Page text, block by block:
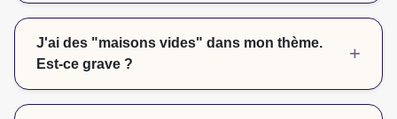
basées uniquement sur ton signe solaire. Une lecture de
thème astral est une interprétation détaillée et unique de
J'ai des "maisons vides" dans mon thème.
Est-ce grave ?
+